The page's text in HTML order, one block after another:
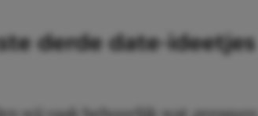
derde date-ideetjes